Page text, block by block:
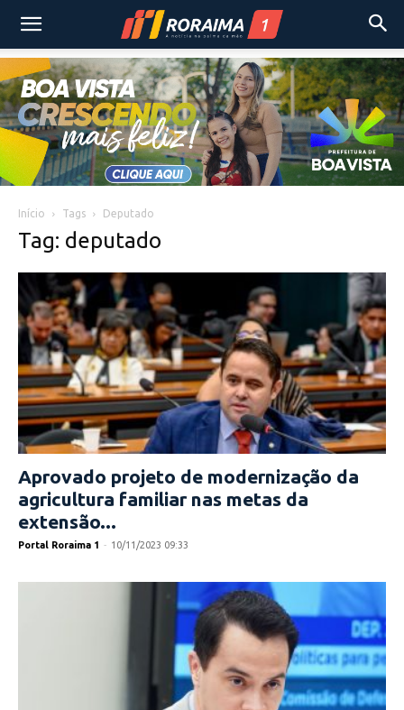
Início Tags Deputado
Tag: deputado
Aprovado projeto de modernização da
agricultura familiar nas metas da
extensão...
Portal Roraima 1 - 10/11/2023 09:33